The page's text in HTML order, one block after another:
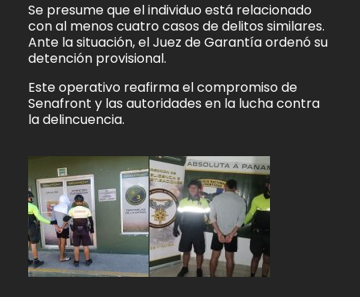
Se presume que el individuo está relacionado
con al menos cuatro casos de delitos similares.
Ante la situación, el Juez de Garantía ordenó su
detención provisional.
Este operativo reafirma el compromiso de
Senafront y las autoridades en la lucha contra
la delincuencia.